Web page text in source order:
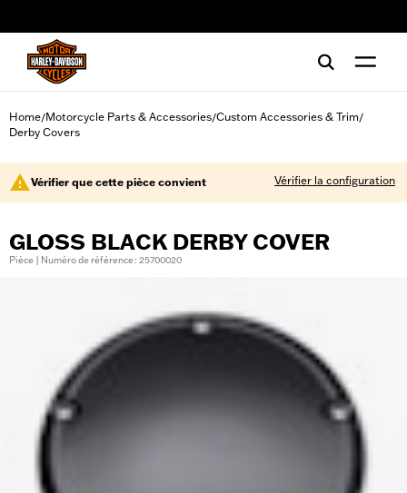
Home/Motorcycle Parts & Accessories/Custom Accessories & Trim/
Derby Covers
Vérifier que cette pièce convient Vérifier la configuration
GLOSS BLACK DERBY COVER
Pièce | Numéro de référence : 25700020